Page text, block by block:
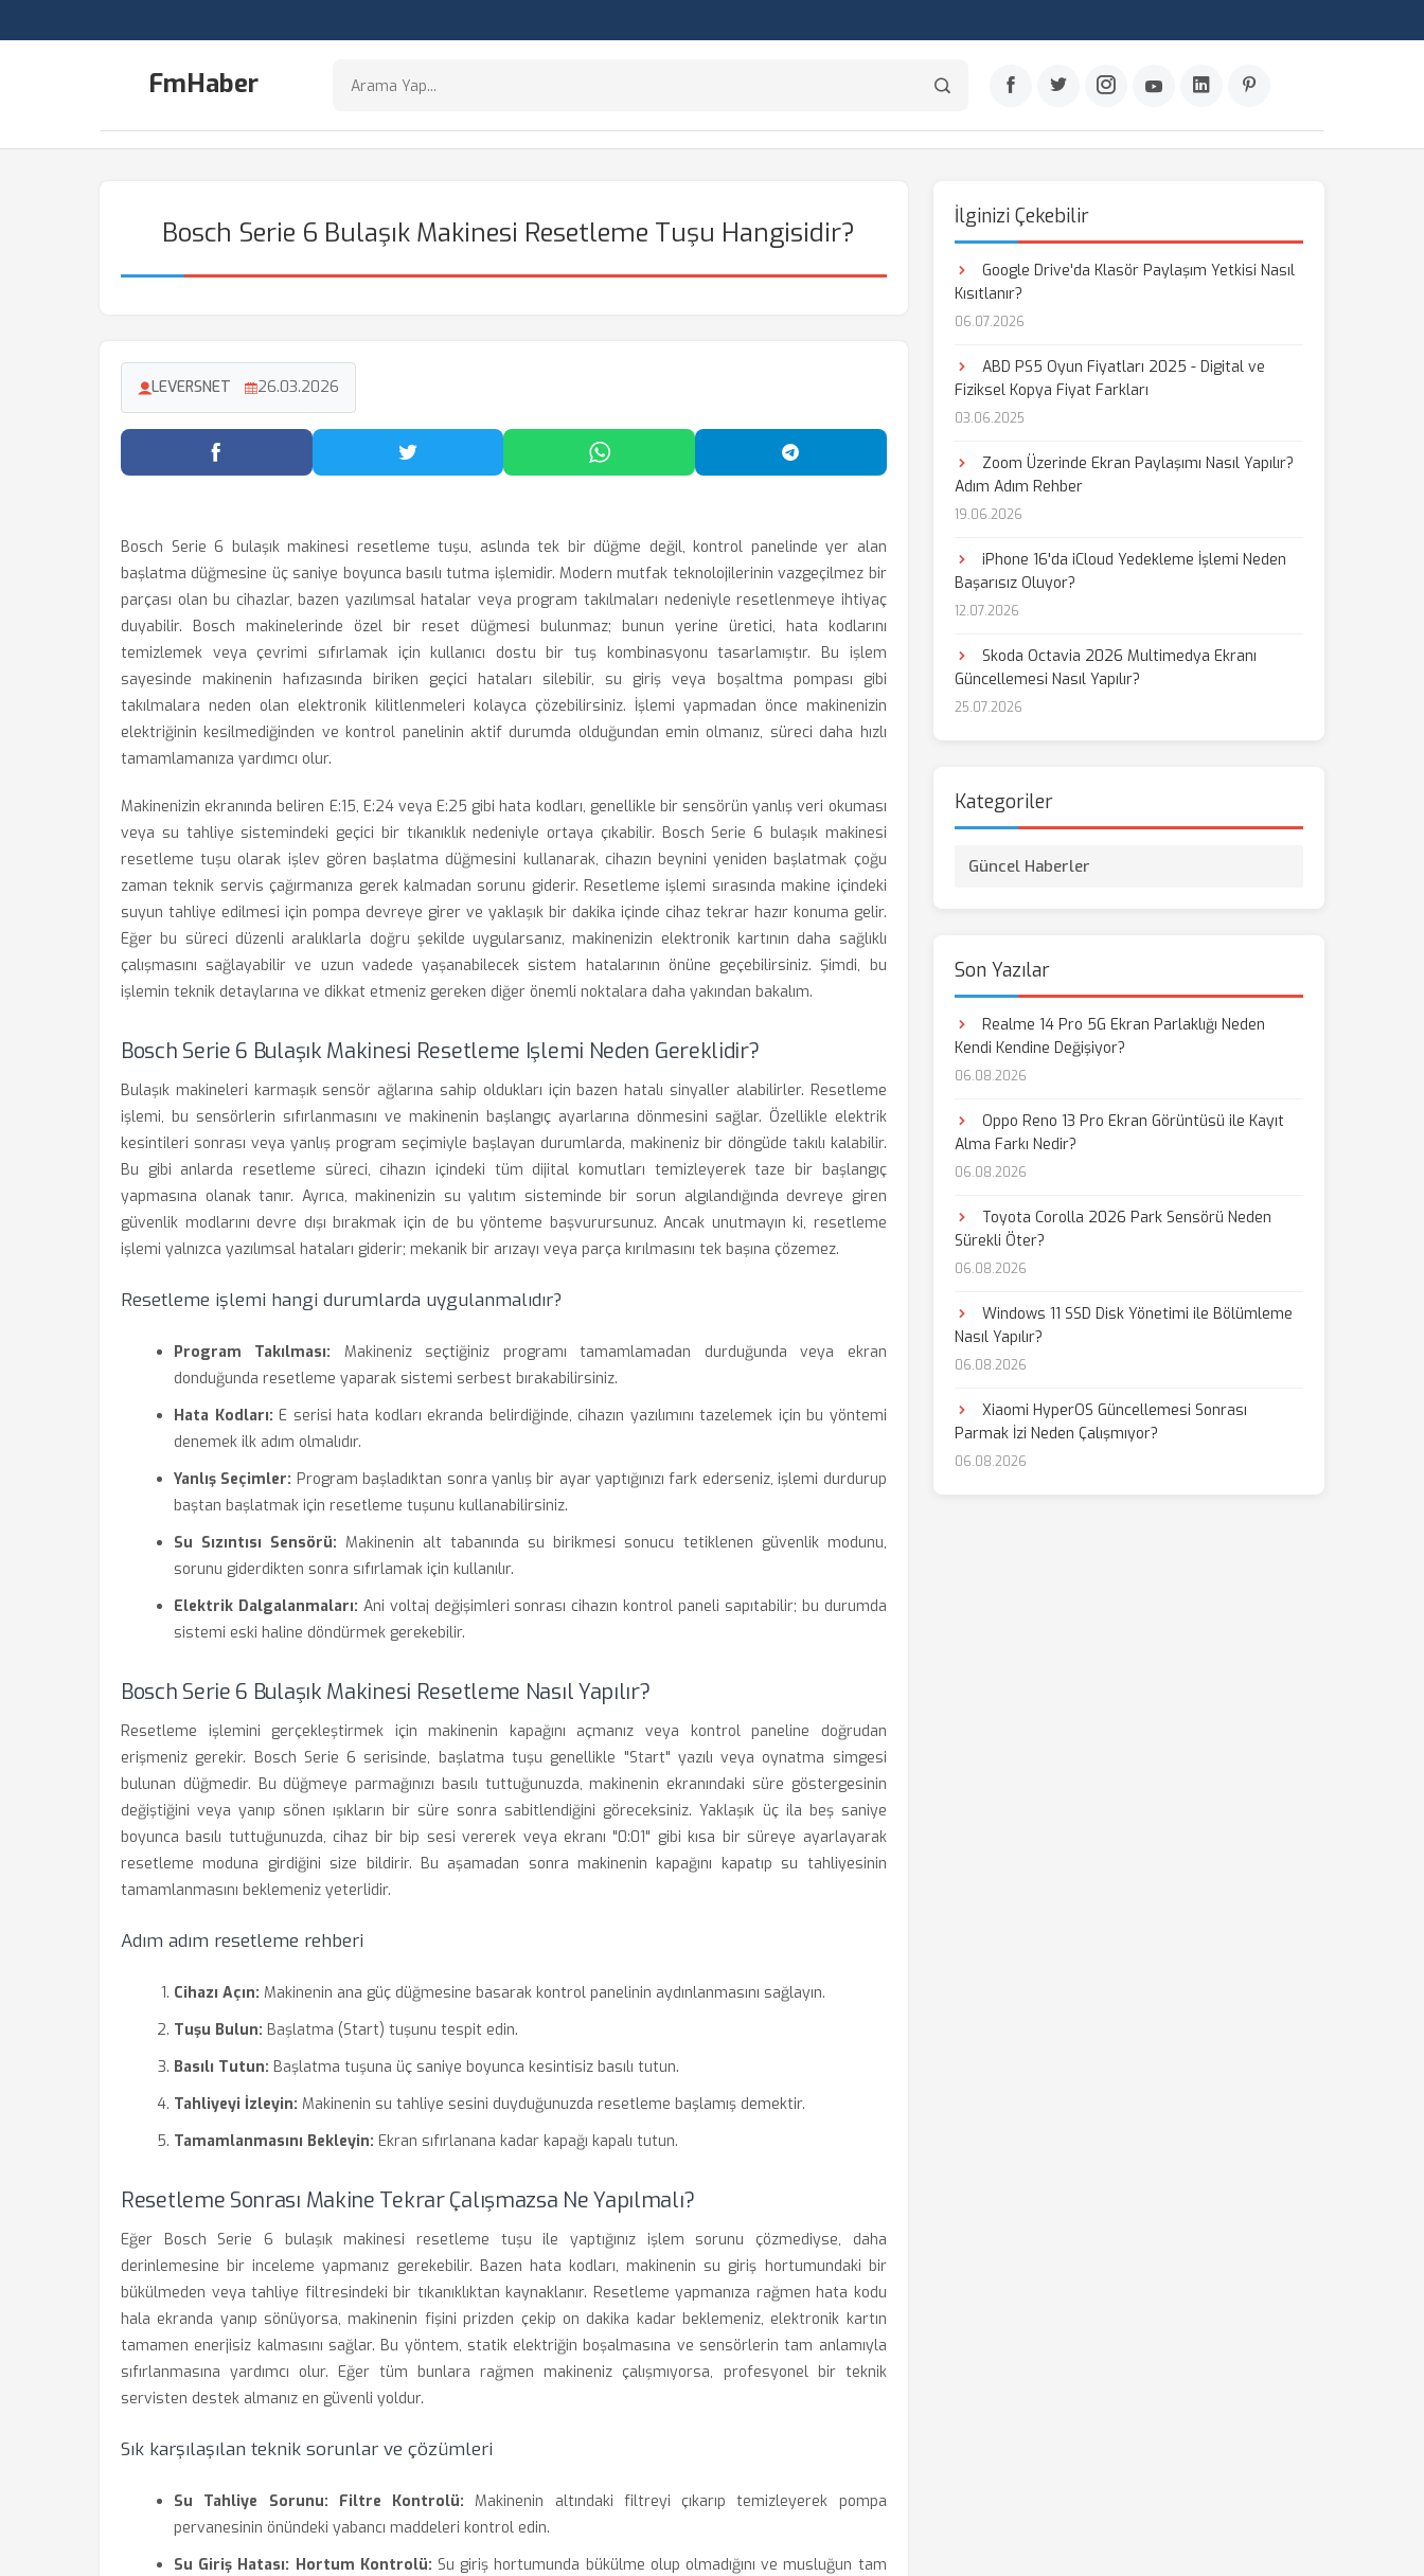
FmHaber
Bosch Serie 6 Bulaşık Makinesi Resetleme Tuşu Hangisidir?
LEVERSNET 26.03.2026
Facebook'ta Paylaş Twitter'da Paylaş WhatsApp'ta Paylaş Telegram'da Paylaş
Bosch Serie 6 bulaşık makinesi resetleme tuşu, aslında tek bir düğme değil, kontrol panelinde yer alan
başlatma düğmesine üç saniye boyunca basılı tutma işlemidir. Modern mutfak teknolojilerinin vazgeçilmez bir
parçası olan bu cihazlar, bazen yazılımsal hatalar veya program takılmaları nedeniyle resetlenmeye ihtiyaç
duyabilir. Bosch makinelerinde özel bir reset düğmesi bulunmaz; bunun yerine üretici, hata kodlarını
temizlemek veya çevrimi sıfırlamak için kullanıcı dostu bir tuş kombinasyonu tasarlamıştır. Bu işlem
sayesinde makinenin hafızasında biriken geçici hataları silebilir, su giriş veya boşaltma pompası gibi
takılmalara neden olan elektronik kilitlenmeleri kolayca çözebilirsiniz. İşlemi yapmadan önce makinenizin
elektriğinin kesilmediğinden ve kontrol panelinin aktif durumda olduğundan emin olmanız, süreci daha hızlı
tamamlamanıza yardımcı olur.
Makinenizin ekranında beliren E:15, E:24 veya E:25 gibi hata kodları, genellikle bir sensörün yanlış veri okuması
veya su tahliye sistemindeki geçici bir tıkanıklık nedeniyle ortaya çıkabilir. Bosch Serie 6 bulaşık makinesi
resetleme tuşu olarak işlev gören başlatma düğmesini kullanarak, cihazın beynini yeniden başlatmak çoğu
zaman teknik servis çağırmanıza gerek kalmadan sorunu giderir. Resetleme işlemi sırasında makine içindeki
suyun tahliye edilmesi için pompa devreye girer ve yaklaşık bir dakika içinde cihaz tekrar hazır konuma gelir.
Eğer bu süreci düzenli aralıklarla doğru şekilde uygularsanız, makinenizin elektronik kartının daha sağlıklı
çalışmasını sağlayabilir ve uzun vadede yaşanabilecek sistem hatalarının önüne geçebilirsiniz. Şimdi, bu
işlemin teknik detaylarına ve dikkat etmeniz gereken diğer önemli noktalara daha yakından bakalım.
Bosch Serie 6 Bulaşık Makinesi Resetleme Işlemi Neden Gereklidir?
Bulaşık makineleri karmaşık sensör ağlarına sahip oldukları için bazen hatalı sinyaller alabilirler. Resetleme
işlemi, bu sensörlerin sıfırlanmasını ve makinenin başlangıç ayarlarına dönmesini sağlar. Özellikle elektrik
kesintileri sonrası veya yanlış program seçimiyle başlayan durumlarda, makineniz bir döngüde takılı kalabilir.
Bu gibi anlarda resetleme süreci, cihazın içindeki tüm dijital komutları temizleyerek taze bir başlangıç
yapmasına olanak tanır. Ayrıca, makinenizin su yalıtım sisteminde bir sorun algılandığında devreye giren
güvenlik modlarını devre dışı bırakmak için de bu yönteme başvurursunuz. Ancak unutmayın ki, resetleme
işlemi yalnızca yazılımsal hataları giderir; mekanik bir arızayı veya parça kırılmasını tek başına çözemez.
Resetleme işlemi hangi durumlarda uygulanmalıdır?
Program Takılması: Makineniz seçtiğiniz programı tamamlamadan durduğunda veya ekran
donduğunda resetleme yaparak sistemi serbest bırakabilirsiniz.
Hata Kodları: E serisi hata kodları ekranda belirdiğinde, cihazın yazılımını tazelemek için bu yöntemi
denemek ilk adım olmalıdır.
Yanlış Seçimler: Program başladıktan sonra yanlış bir ayar yaptığınızı fark ederseniz, işlemi durdurup
baştan başlatmak için resetleme tuşunu kullanabilirsiniz.
Su Sızıntısı Sensörü: Makinenin alt tabanında su birikmesi sonucu tetiklenen güvenlik modunu,
sorunu giderdikten sonra sıfırlamak için kullanılır.
Elektrik Dalgalanmaları: Ani voltaj değişimleri sonrası cihazın kontrol paneli sapıtabilir; bu durumda
sistemi eski haline döndürmek gerekebilir.
Bosch Serie 6 Bulaşık Makinesi Resetleme Nasıl Yapılır?
Resetleme işlemini gerçekleştirmek için makinenin kapağını açmanız veya kontrol paneline doğrudan
erişmeniz gerekir. Bosch Serie 6 serisinde, başlatma tuşu genellikle "Start" yazılı veya oynatma simgesi
bulunan düğmedir. Bu düğmeye parmağınızı basılı tuttuğunuzda, makinenin ekranındaki süre göstergesinin
değiştiğini veya yanıp sönen ışıkların bir süre sonra sabitlendiğini göreceksiniz. Yaklaşık üç ila beş saniye
boyunca basılı tuttuğunuzda, cihaz bir bip sesi vererek veya ekranı "0:01" gibi kısa bir süreye ayarlayarak
resetleme moduna girdiğini size bildirir. Bu aşamadan sonra makinenin kapağını kapatıp su tahliyesinin
tamamlanmasını beklemeniz yeterlidir.
Adım adım resetleme rehberi
Cihazı Açın: Makinenin ana güç düğmesine basarak kontrol panelinin aydınlanmasını sağlayın.
Tuşu Bulun: Başlatma (Start) tuşunu tespit edin.
Basılı Tutun: Başlatma tuşuna üç saniye boyunca kesintisiz basılı tutun.
Tahliyeyi İzleyin: Makinenin su tahliye sesini duyduğunuzda resetleme başlamış demektir.
Tamamlanmasını Bekleyin: Ekran sıfırlanana kadar kapağı kapalı tutun.
Resetleme Sonrası Makine Tekrar Çalışmazsa Ne Yapılmalı?
Eğer Bosch Serie 6 bulaşık makinesi resetleme tuşu ile yaptığınız işlem sorunu çözmediyse, daha
derinlemesine bir inceleme yapmanız gerekebilir. Bazen hata kodları, makinenin su giriş hortumundaki bir
bükülmeden veya tahliye filtresindeki bir tıkanıklıktan kaynaklanır. Resetleme yapmanıza rağmen hata kodu
hala ekranda yanıp sönüyorsa, makinenin fişini prizden çekip on dakika kadar beklemeniz, elektronik kartın
tamamen enerjisiz kalmasını sağlar. Bu yöntem, statik elektriğin boşalmasına ve sensörlerin tam anlamıyla
sıfırlanmasına yardımcı olur. Eğer tüm bunlara rağmen makineniz çalışmıyorsa, profesyonel bir teknik
servisten destek almanız en güvenli yoldur.
Sık karşılaşılan teknik sorunlar ve çözümleri
Su Tahliye Sorunu: Filtre Kontrolü: Makinenin altındaki filtreyi çıkarıp temizleyerek pompa
pervanesinin önündeki yabancı maddeleri kontrol edin.
Su Giriş Hatası: Hortum Kontrolü: Su giriş hortumunda bükülme olup olmadığını ve musluğun tam
İlginizi Çekebilir
Google Drive'da Klasör Paylaşım Yetkisi Nasıl
Kısıtlanır?
06.07.2026
ABD PS5 Oyun Fiyatları 2025 - Digital ve
Fiziksel Kopya Fiyat Farkları
03.06.2025
Zoom Üzerinde Ekran Paylaşımı Nasıl Yapılır?
Adım Adım Rehber
19.06.2026
iPhone 16'da iCloud Yedekleme İşlemi Neden
Başarısız Oluyor?
12.07.2026
Skoda Octavia 2026 Multimedya Ekranı
Güncellemesi Nasıl Yapılır?
25.07.2026
Kategoriler
Güncel Haberler
Son Yazılar
Realme 14 Pro 5G Ekran Parlaklığı Neden
Kendi Kendine Değişiyor?
06.08.2026
Oppo Reno 13 Pro Ekran Görüntüsü ile Kayıt
Alma Farkı Nedir?
06.08.2026
Toyota Corolla 2026 Park Sensörü Neden
Sürekli Öter?
06.08.2026
Windows 11 SSD Disk Yönetimi ile Bölümleme
Nasıl Yapılır?
06.08.2026
Xiaomi HyperOS Güncellemesi Sonrası
Parmak İzi Neden Çalışmıyor?
06.08.2026